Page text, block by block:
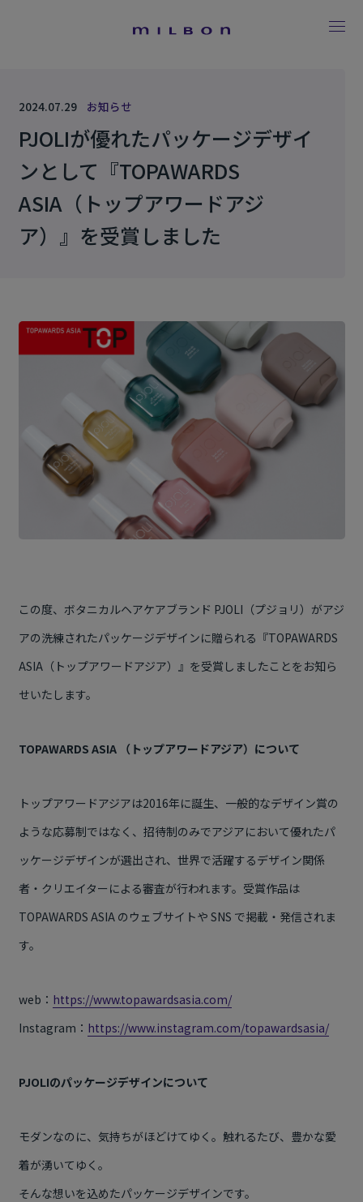
2024.07.29 お知らせ
PJOLIが優れたパッケージデザイ
ンとして『TOPAWARDS
ASIA（トップアワードアジ
ア）』を受賞しました
この度、ボタニカルヘアケアブランド PJOLI （プジョリ）がアジ
アの洗練されたパッケージデザインに贈られる『TOPAWARDS
ASIA（トップアワードアジア）』を受賞しましたことをお知ら
せいたします。
TOPAWARDS ASIA （トップアワードアジア）について
トップアワードアジアは2016年に誕生、一般的なデザイン賞の
ような応募制ではなく、招待制のみでアジアにおいて優れたパ
ッケージデザインが選出され、世界で活躍するデザイン関係
者・クリエイターによる審査が行われます。受賞作品は
TOPAWARDS ASIA のウェブサイトや SNS で掲載・発信されま
す。
web： https://www.topawardsasia.com/
Instagram： https://www.instagram.com/topawardsasia/
PJOLIのパッケージデザインについて
モダンなのに、気持ちがほどけてゆく。触れるたび、豊かな愛
着が湧いてゆく。
そんな想いを込めたパッケージデザインです。